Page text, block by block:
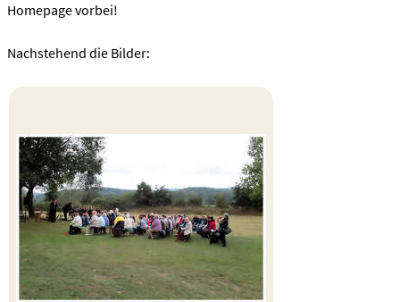
Homepage vorbei!
Nachstehend die Bilder: